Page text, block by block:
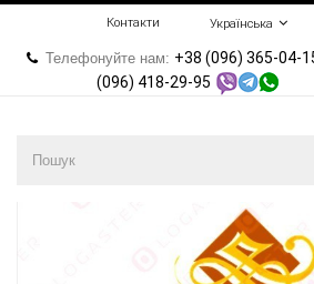
Українська
Контакти
Телефонуйте нам: +38 (096) 365-04-
(096) 418-29-95